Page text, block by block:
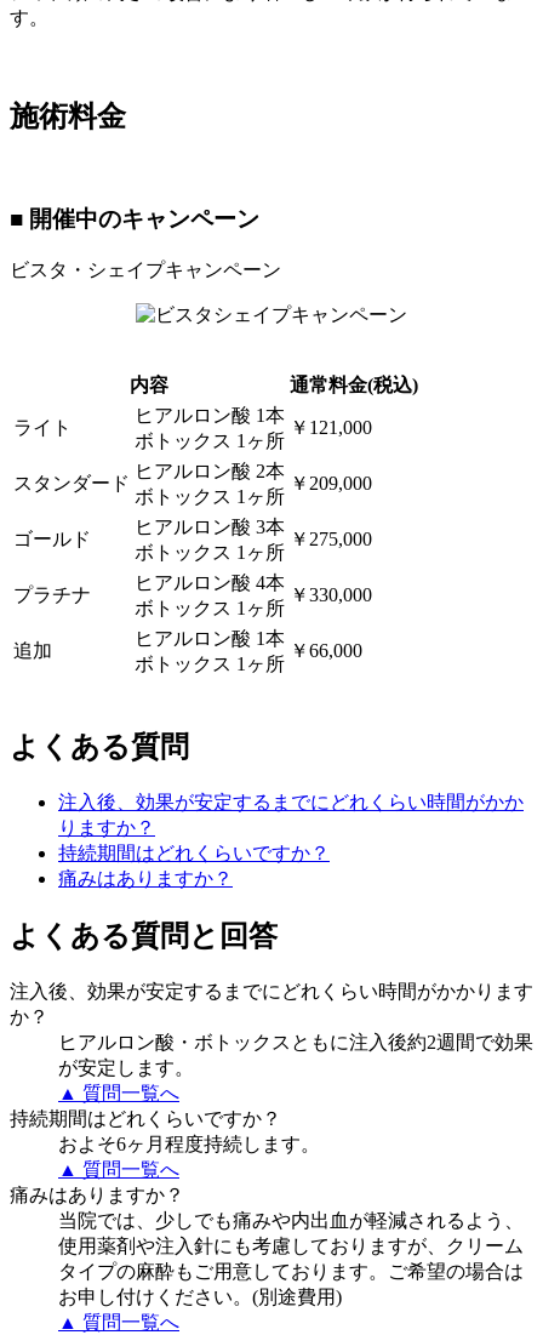
す。
施術料金
■ 開催中のキャンペーン
ビスタ・シェイプキャンペーン
内容 通常料金(税込)
ライト
ヒアルロン酸 1本
ボトックス 1ヶ所
￥121,000
スタンダード
ヒアルロン酸 2本
ボトックス 1ヶ所
￥209,000
ゴールド
ヒアルロン酸 3本
ボトックス 1ヶ所
￥275,000
プラチナ
ヒアルロン酸 4本
ボトックス 1ヶ所
￥330,000
追加
ヒアルロン酸 1本
ボトックス 1ヶ所
￥66,000
よくある質問
注入後、効果が安定するまでにどれくらい時間がかか
りますか？
持続期間はどれくらいですか？
痛みはありますか？
よくある質問と回答
注入後、効果が安定するまでにどれくらい時間がかかります
か？
ヒアルロン酸・ボトックスともに注入後約2週間で効果
が安定します。
▲ 質問一覧へ
持続期間はどれくらいですか？
およそ6ヶ月程度持続します。
▲ 質問一覧へ
痛みはありますか？
当院では、少しでも痛みや内出血が軽減されるよう、
使用薬剤や注入針にも考慮しておりますが、クリーム
タイプの麻酔もご用意しております。ご希望の場合は
お申し付けください。(別途費用)
▲ 質問一覧へ